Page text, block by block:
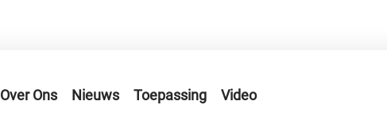
Over Ons Nieuws Toepassing
Video